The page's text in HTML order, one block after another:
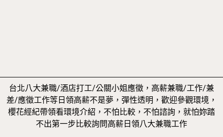
台北八大兼職/酒店打工/公關小姐應徵，高薪兼職/工作/兼
差/應徵工作等日領高薪不是夢，彈性透明，歡迎參觀環境，
櫻花經紀帶領看環境介紹，不怕比較，不怕諮詢，就怕妳踏
不出第一步比較詢問高薪日領八大兼職工作